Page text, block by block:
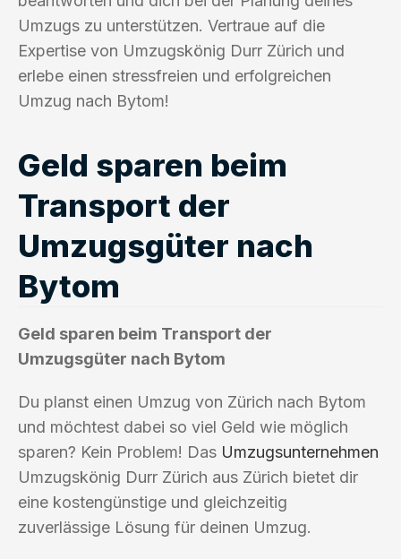
Umzugs zu unterstützen. Vertraue auf die
Expertise von Umzugskönig Durr Zürich und
erlebe einen stressfreien und erfolgreichen
Umzug nach Bytom!
Geld sparen beim
Transport der
Umzugsgüter nach
Bytom
Geld sparen beim Transport der
Umzugsgüter nach Bytom
Du planst einen Umzug von Zürich nach Bytom
und möchtest dabei so viel Geld wie möglich
sparen? Kein Problem! Das Umzugsunternehmen
Umzugskönig Durr Zürich aus Zürich bietet dir
eine kostengünstige und gleichzeitig
zuverlässige Lösung für deinen Umzug.